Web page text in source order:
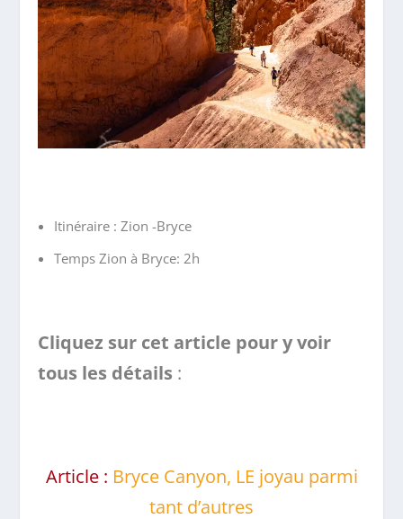
Itinéraire : Zion -Bryce
Temps Zion à Bryce: 2h
Cliquez sur cet article pour y voir
tous les détails :
Article : Bryce Canyon, LE joyau parmi
tant d’autres